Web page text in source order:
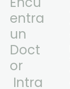
entra
un
Doct
or
Intra